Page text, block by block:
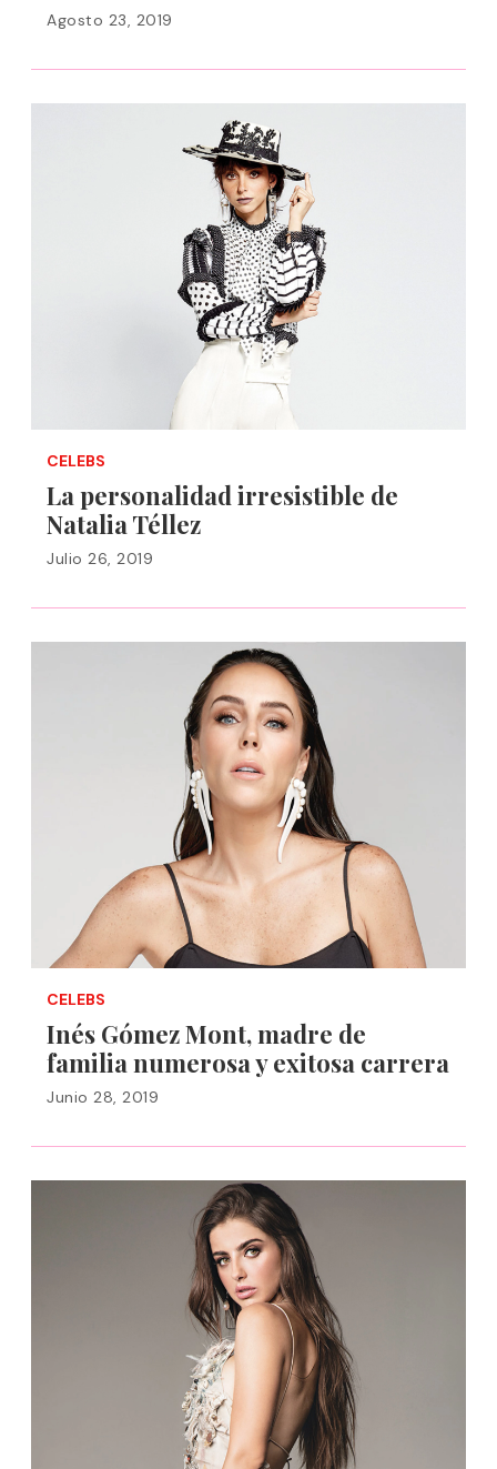
Agosto 23, 2019
CELEBS
La personalidad irresistible de
Natalia Téllez
Julio 26, 2019
CELEBS
Inés Gómez Mont, madre de
familia numerosa y exitosa carrera
Junio 28, 2019